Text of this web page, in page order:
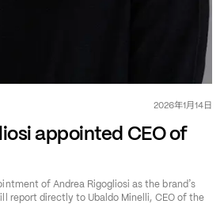
2026年1月14日
appointed CEO of
of Andrea Rigogliosi as the brand’s
report directly to Ubaldo Minelli, CEO of the